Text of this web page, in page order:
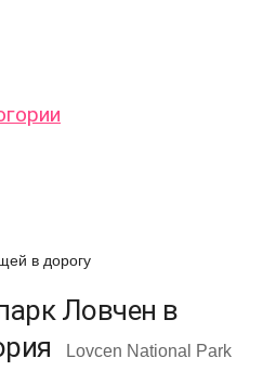
в дорогу
Ловчен в
Lovcen National Park